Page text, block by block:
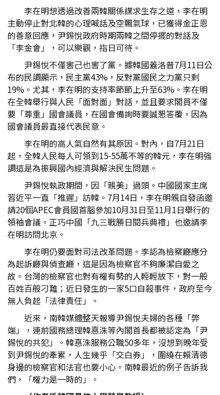
李在明想透過改善兩韓關係謀求生存之道，李在明
主動停止對北韓的心理喊話及空飄氣球，已獲得金正恩
的善意回應，尹錫悅政府時期兩韓之間停擺的對話及
「李金會」，可以樂觀，指日可待。
尹錫悅不僅害己也害了黨。據韓國蓋洛普7月11日公
布的民調顯示，民主黨43%，反對黨國民之力黨只剩
19%。尤其，李在明的支持率節節上升至63%。李在明
在全韓舉行與人民「面對面」對話，並且要求閣員不僅
要「尊重」國會議員，在國會備詢時要誠懇答覆，因為
國會議員最直接代表民意。
李在明的高人氣自然有其原因。對內，自7月21日
起，全韓人民每人可領到15-55萬不等的韓元，李在明強
調這是為振興國內經濟與解決民生問題。
尹錫悅執政期間，因「親美」過頭。中國國家主席
習近平一直「推遲」訪韓。7月14日，李在明親自發函邀
請20個APEC會員國首腦參加10月31日至11月1日舉行的
領袖會議。正巧中國「九三戰勝日閱兵典禮」也邀請李
在明訪問北京。
李在明仍要面對司法改革問題。李認為檢察廳應分
為起訴廳與偵查廳，這是因為檢察官不夠廉潔自愛之
故。台灣的檢察官也對有權有勢的人輕輕放下，對一般
百姓百般刁難；近日發生的一家5口自殺事件，政府至今
無人負起「法律責任」。
近來，南韓媒體整天報導尹錫悅夫婦的各種「弊
端」，連前國務總理韓惪洙等內閣首長都被認定為「尹
錫悅的共犯」。韓惪洙服務公職50多年，沒想到晚年受
到尹錫悅的牽累，人生幾乎「交白券」，圍繞在賴清德
身邊的檢察官和法官也要小心。南韓最近的例子告訴我
們，「權力是一時的」。